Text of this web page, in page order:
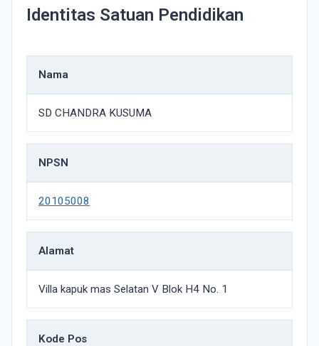
Identitas Satuan Pendidikan
Nama
SD CHANDRA KUSUMA
NPSN
20105008
Alamat
Villa kapuk mas Selatan V Blok H4 No. 1
Kode Pos